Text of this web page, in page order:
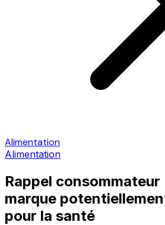
Alimentation
Alimentation
Rappel
marque
pour la santé